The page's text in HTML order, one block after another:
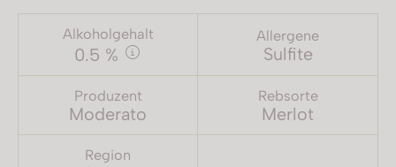
Alkoholgehalt
0.5 %
Allergene
Sulfite
Produzent
Moderato
Rebsorte
Merlot
Region